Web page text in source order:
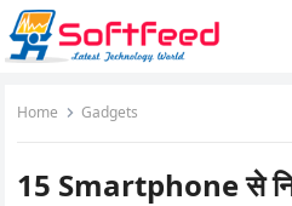
Home Gadgets
15 Smartphone से